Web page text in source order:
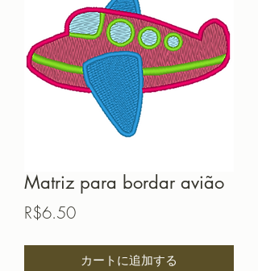
Matriz para bordar avião
R$6.50価
カートに追加する